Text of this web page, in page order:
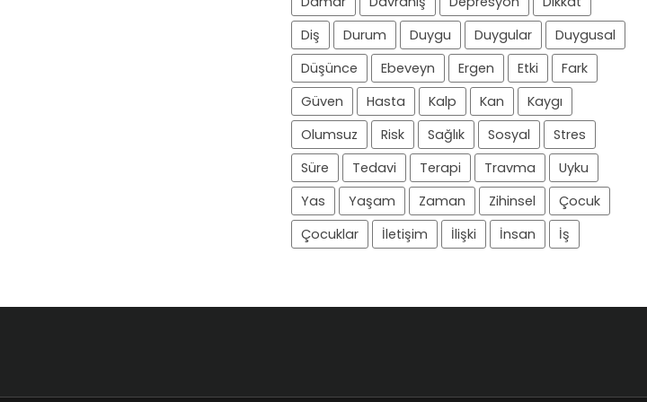
Diş
Durum Duygu Duygular
Duygusal
Düşünce
Ebeveyn Ergen Etki
Fark
Güven
Hasta Kalp Kan
Kaygı
Olumsuz
Risk Sağlık Sosyal
Stres
Süre
Tedavi Terapi Travma
Uyku
Yas
Yaşam Zaman Zihinsel
Çocuk
Çocuklar
İletişim İlişki İnsan İş